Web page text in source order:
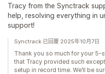
Tracy from the Synctrack
help, resolving everything in
support!
Synctrack 已回覆 2025年10月7日
Thank you so much for your 5-
that Tracy provided such
setup in record time. We’ll be